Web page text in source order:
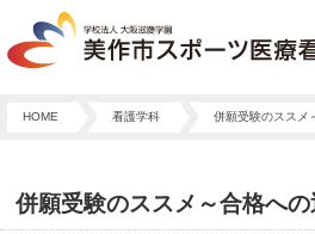
HOME 看護学科 併願受験のススメ
併願受験のススメ～合格への